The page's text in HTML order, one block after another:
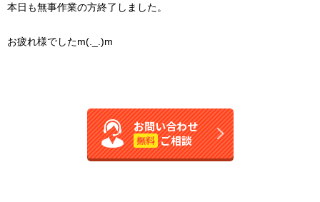
本日も無事作業の方終了しました。
お疲れ様でしたm(._.)m
お問い合わせ
無料 ご相談